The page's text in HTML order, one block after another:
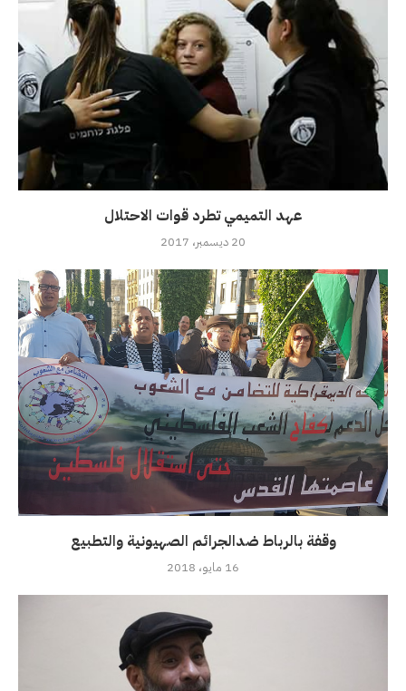
عهد التميمي تطرد قوات الاحتلال
20 ديسمبر، 2017
وقفة بالرباط ضدالجرائم الصهيونية والتطبيع
16 مايو، 2018